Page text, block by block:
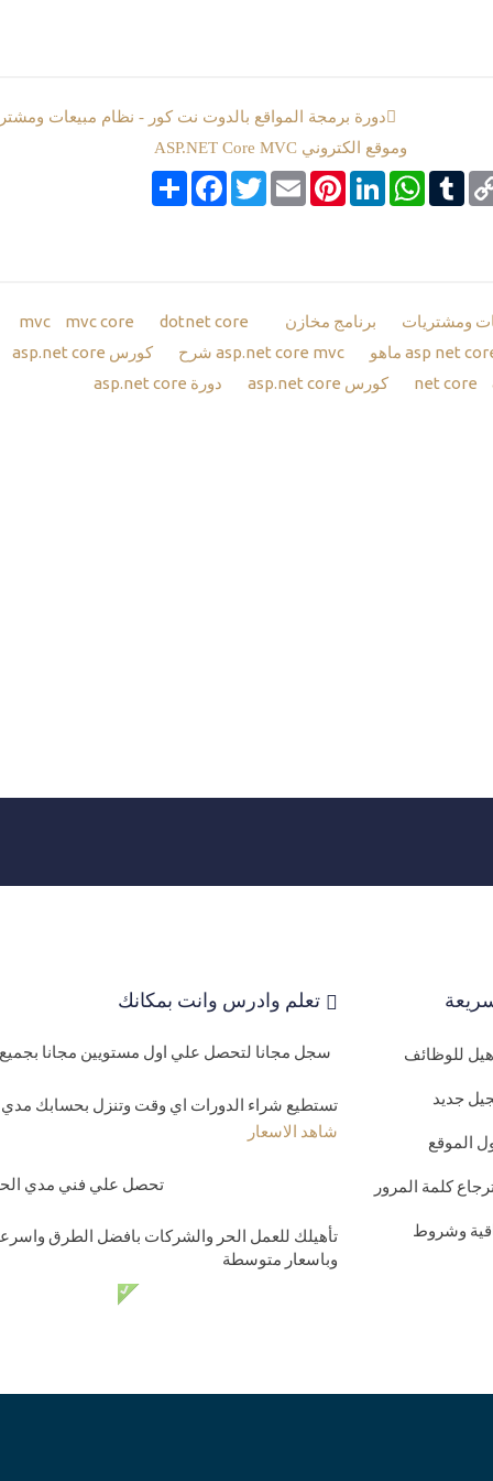
دورة برمجة المواقع بالدوت نت كور - نظام مبيعات
وموقع الكتروني ASP.NET Core MVC
انشر
FacebookTwitterEmail
PinterestLinkedIn
WhatsAppTumblr
ومشتريات برنامج مخازن mvc core
dotnet core
كورس asp.net core
كورس asp.net core دورة asp.net core
للوظائف
جديد
الموقع
كلمة المرور
وشروط
تعلم وادرس وانت بمكانك
سجل مجانا لتحصل علي اول مستويين مجانا بجميع
تستطيع شراء الدورات اي وقت وتنزل بحسابك مدي
شاهد الاسعار
تحصل علي فني مدي
تأهيلك للعمل الحر والشركات بافضل الطرق
وباسعار متوسطة